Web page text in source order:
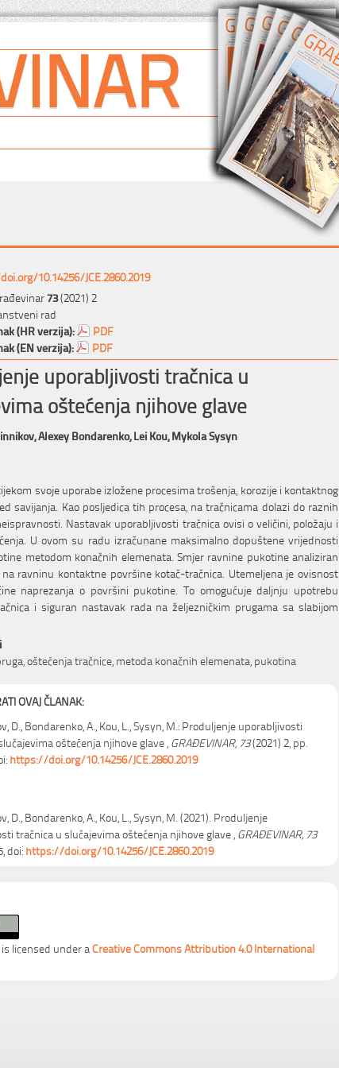
10.14256/JCE.2860.2019
73(2021) 2
rad
(HR verzija):
PDF
(EN verzija):
PDF
uporabljivosti tračnica u
oštećenja njihove glave
Alexey Bondarenko,Lei Kou,Mykola Sysyn
svoje uporabe izložene procesima trošenja, korozije i kontaktnog
savijanja. Kao posljedica tih procesa, na tračnicama dolazi do raznih
Nastavak uporabljivosti tračnica ovisi o veličini, položaju i
U ovom su radu izračunane maksimalno dopuštene vrijednosti
metodom konačnih elemenata. Smjer ravnine pukotine analiziran
ravninu kontaktne površine kotač-tračnica. Utemeljena je ovisnost
naprezanja o površini pukotine. To omogućuje daljnju upotrebu
i siguran nastavak rada na željezničkim prugama sa slabijom
oštećenja tračnice, metoda konačnih elemenata, pukotina
OVAJ ČLANAK:
D., Bondarenko, A., Kou, L., Sysyn, M.: Produljenje uporabljivosti
oštećenja njihove glave , GRAĐEVINAR, 73(2021) 2, pp.
https://doi.org/10.14256/JCE.2860.2019
D., Bondarenko, A., Kou, L., Sysyn, M. (2021). Produljenje
tračnica u slučajevima oštećenja njihove glave , GRAĐEVINAR, 73
doi:https://doi.org/10.14256/JCE.2860.2019
licensed under aCreative Commons Attribution 4.0 International